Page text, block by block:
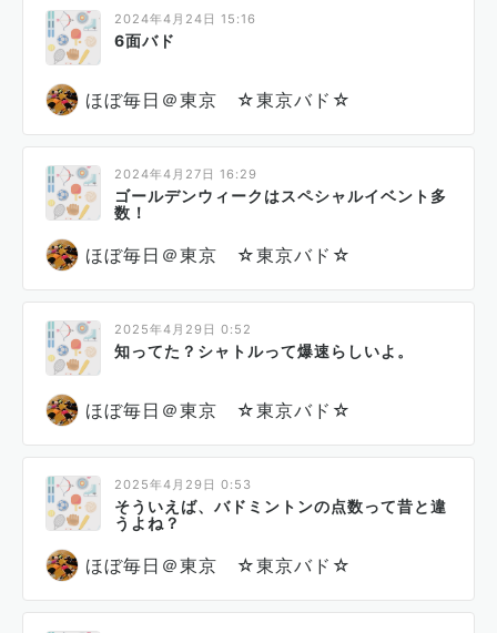
2024年4月24日 15:16
6面バド
ほぼ毎日＠東京 ☆東京バド☆
2024年4月27日 16:29
ゴールデンウィークはスペシャルイベント多
数！
ほぼ毎日＠東京 ☆東京バド☆
2025年4月29日 0:52
知ってた？シャトルって爆速らしいよ。
ほぼ毎日＠東京 ☆東京バド☆
2025年4月29日 0:53
そういえば、バドミントンの点数って昔と違
うよね？
ほぼ毎日＠東京 ☆東京バド☆